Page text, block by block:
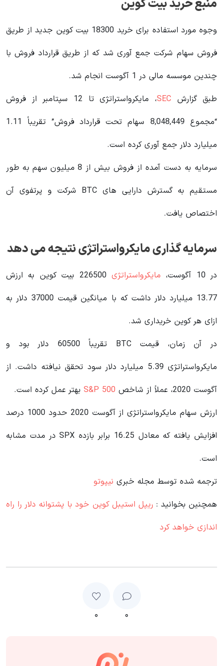
منبع خرید بیت کوین
وجوه مورد استفاده برای خرید 18300 بیت کوین جدید از طریق
فروش سهام شرکت جمع آوری شد که از طریق قرارداد فروش با
چندین موسسه مالی در 1 آگوست انجام شد.
طبق گزارش SEC
، مایکرواستراتژی تا 12 سپتامبر از فروش
“مجموع 8,048,449 سهام تحت قرارداد فروش” تقریباً 1.11
میلیارد دلار جمع آوری کرده است.
سرمایه به دست آمده از فروش بیش از 8 میلیون سهم به طور
مستقیم به گسترش دارایی های BTC شرکت و پرتفوی آن
اختصاص یافت.
سرمایه گذاری مایکرواستراتژی نتیجه می دهد
در 10 آگوست، مایکرواستراتژی
226500 بیت کوین به ارزش
13.77 میلیارد دلار داشت که با میانگین قیمت 37000 دلار به
ازای هر کوین خریداری شد.
در آن زمان، قیمت BTC تقریباً 60500 دلار بود و
مایکرواستراتژی 5.39 میلیارد دلار سود تحقق نیافته داشت. از
آگوست 2020، عملاً از شاخص
بهتر عمل کرده است.
ارزش سهام مایکرواستراتژی از آگوست 2020 حدود 1000 درصد
افزایش یافته که معادل 16.25 برابر بازده SPX در مدت مشابه
است.
ترجمه شده توسط مجله خبری نیپوتو
همچنین بخوانید : ریپل استیبل کوین خود با پشتوانه دلار را راه
اندازی خواهد کرد
۰ ۰